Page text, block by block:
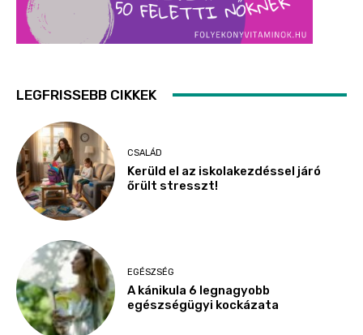
LEGFRISSEBB CIKKEK
CSALÁD
Kerüld el az iskolakezdéssel járó
őrült stresszt!
EGÉSZSÉG
A kánikula 6 legnagyobb
egészségügyi kockázata